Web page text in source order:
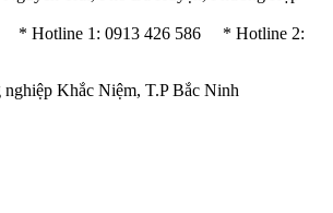
* Hotline 1: 0913 426 586 * Hotline 2:
Khắc Niệm, T.P Bắc Ninh